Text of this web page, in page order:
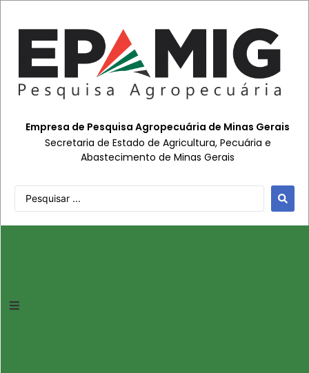
Empresa de Pesquisa Agropecuária de Minas Gerais
Secretaria de Estado de Agricultura, Pecuária e
Abastecimento de Minas Gerais